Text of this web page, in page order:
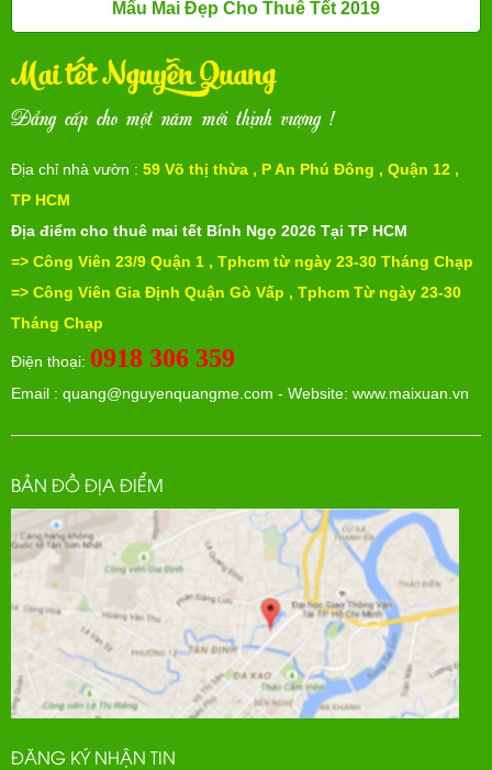
Mẩu Mai Đẹp Cho Thuê Tết 2019
Mai tết Nguyễn Quang
Đẳng cấp cho một năm mới thịnh vượng !
Địa chỉ nhà vườn : 59 Võ thị thừa , P An Phú Đông , Quận 12 ,
TP HCM
Địa điểm cho thuê mai tết Bính Ngọ 2026 Tại TP HCM
=> Công Viên 23/9 Quận 1 , Tphcm từ ngày 23-30 Tháng Chạp
=> Công Viên Gia Định Quận Gò Vấp , Tphcm Từ ngày 23-30
Tháng Chạp
Điện thoại: 0918 306 359
Email : quang@nguyenquangme.com - Website: www.maixuan.vn
BẢN ĐỒ ĐỊA ĐIỂM
ĐĂNG KÝ NHẬN TIN